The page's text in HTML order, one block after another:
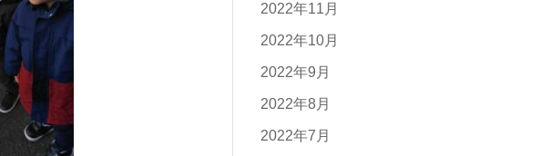
2022年11月
2022年10月
2022年9月
2022年8月
2022年7月